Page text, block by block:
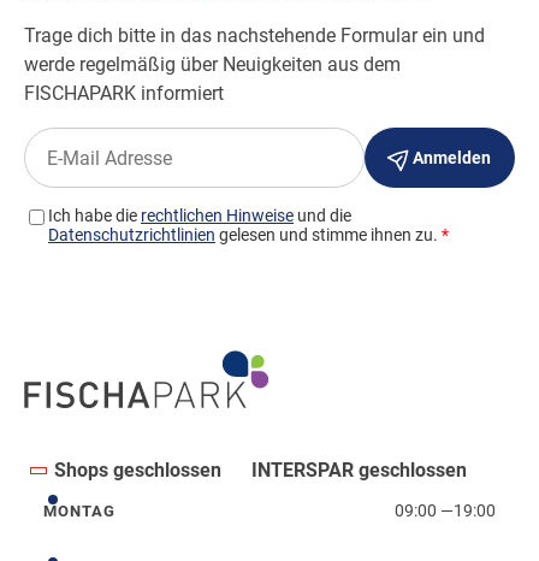
Shops geschlossen INTERSPAR geschlossen
Montag
MONTAG 09:00 —19:00